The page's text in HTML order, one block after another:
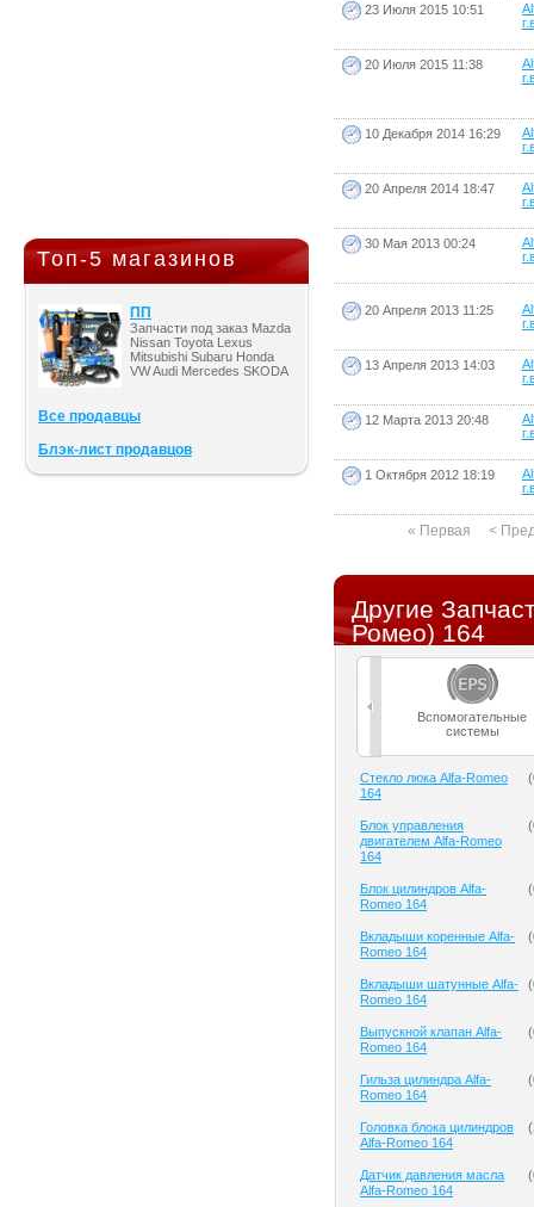
Топ-5 магазинов
ПП
Запчасти под заказ Mazda
Nissan Toyota Lexus
Mitsubishi Subaru Honda
VW Audi Mercedes SKODA
Все продавцы
Блэк-лист продавцов
23 Июля 2015 10:51
20 Июля 2015 11:38
10 Декабря 2014 16:29
20 Апреля 2014 18:47
30 Мая 2013 00:24
20 Апреля 2013 11:25
13 Апреля 2013 14:03
12 Марта 2013 20:48
1 Октября 2012 18:19
« Первая <
Другие
Ромео) 164
Вспомогательные
системы
Cтекло люка Alfa-Romeo
164
(
Блок управления
двигателем Alfa-Romeo
164
(
Блок цилиндров Alfa-
Romeo 164
(
Вкладыши коренные Alfa-
Romeo 164
(
Вкладыши шатунные Alfa-
Romeo 164
(
Выпускной клапан Alfa-
Romeo 164
(
Гильза цилиндра Alfa-
Romeo 164
(
Головка блока цилиндров
Alfa-Romeo 164
(
Датчик давления масла
Alfa-Romeo 164
(